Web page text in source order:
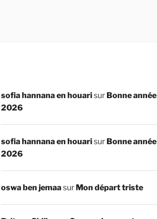
sofia hannana en houarisur Bonne année
2026
sofia hannana en houarisur Bonne année
2026
oswa ben jemaasur Mon départ triste